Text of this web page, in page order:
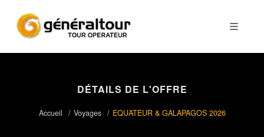
DÉTAILS DE L'OFFRE
Accueil Voyages EQUATEUR & GALAPAGOS 2026